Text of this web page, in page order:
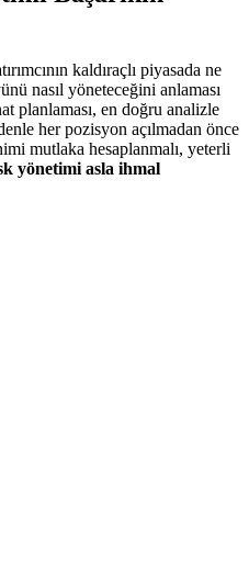
kaldıraçlı piyasada ne
nasıl yöneteceğini anlaması
planlaması, en doğru analizle
her pozisyon açılmadan önce
mutlaka hesaplanmalı, yeterli
yönetimi asla ihmal